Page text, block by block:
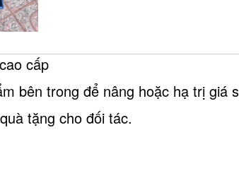
cấp
bên trong để nâng hoặc hạ trị giá
tặng cho đối tác.